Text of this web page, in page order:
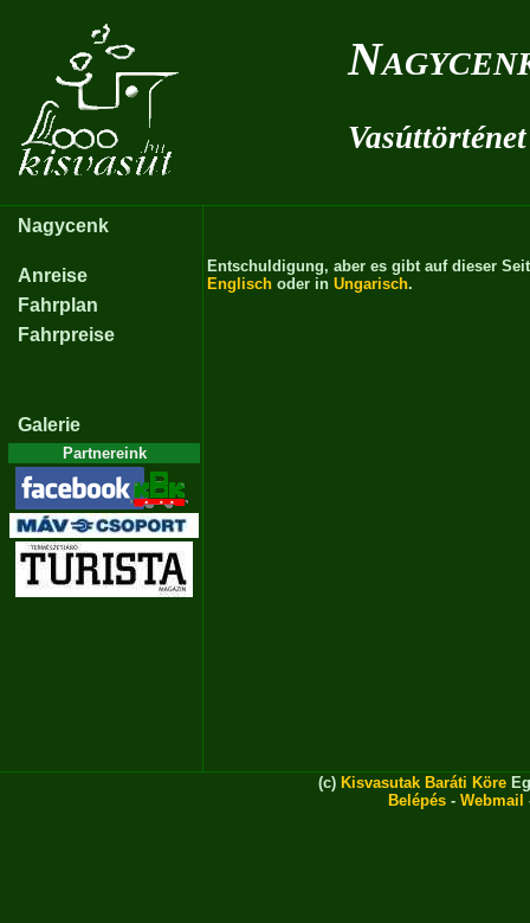
Vasúttörténet
Nagycenk
Anreise
Fahrplan
Fahrpreise
Galerie
Partnereink
Entschuldigung, aber es gibt auf dieser
Englisch oder in Ungarisch.
(c) Kisvasutak Baráti Köre
Belépés - Webmail